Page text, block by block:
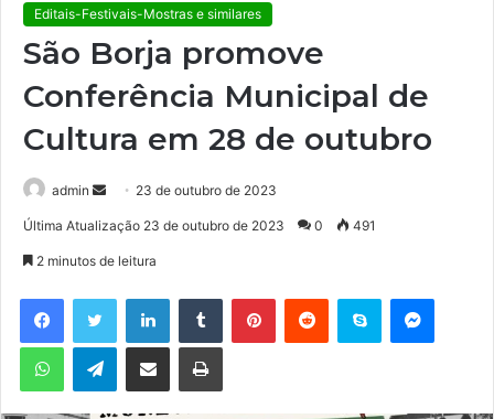
Editais-Festivais-Mostras e similares
São Borja promove
Conferência Municipal de
Cultura em 28 de outubro
admin
d
e
m
23 de outubro de 2023
Última Atualização 23 de outubro de 2023 0 491
2 minutos de leitura
Telegram